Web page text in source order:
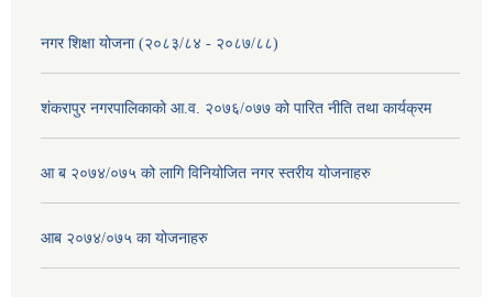
नगर शिक्षा योजना (२०८३/८४ - २०८७/८८)
शंकरापुर नगरपालिकाको आ.व. २०७६/०७७ को पारित नीति तथा कार्यक्रम
आ ब २०७४/०७५ को लागि विनियोजित नगर स्तरीय योजनाहरु
आब २०७४/०७५ का योजनाहरु